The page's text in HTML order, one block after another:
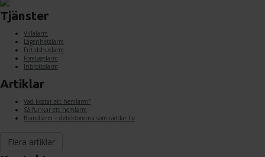
Tjänster
Villalarm
Lägenhetslarm
Fritidshuslarm
Företagslarm
Inbrottslarm
Artiklar
Vad kostar ett hemlarm?
Så funkar ett hemlarm
Brandlarm – detektorerna som räddar liv
Flera artiklar